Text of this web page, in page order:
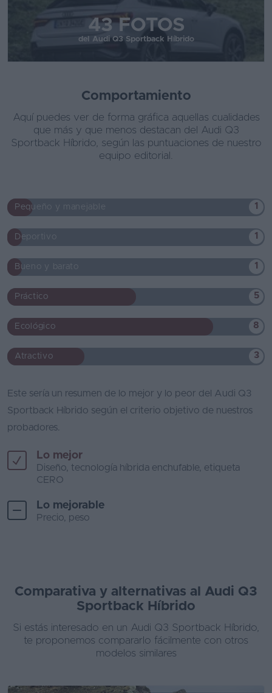
43 FOTOS
del Audi Q3 Sportback Híbrido
Comportamiento
Aquí puedes ver de forma gráfica aquellas cualidades
que más y que menos destacan del Audi Q3
Sportback Híbrido, según las puntuaciones de nuestro
equipo editorial.
Pequeño y manejable 1
Deportivo 1
Bueno y barato 1
Práctico 5
Ecológico 8
Atractivo 3
Este sería un resumen de lo mejor y lo peor del Audi Q3
Sportback Híbrido según el criterio objetivo de nuestros
probadores.
Lo mejor
Diseño, tecnología híbrida enchufable, etiqueta
CERO
Lo mejorable
Precio, peso
Comparativa y alternativas al Audi Q3
Sportback Híbrido
Si estás interesado en un Audi Q3 Sportback Híbrido,
te proponemos compararlo fácilmente con otros
modelos similares